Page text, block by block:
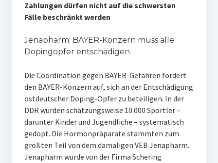
Zahlungen dürfen nicht auf die schwersten
Fälle beschränkt werden
Jenapharm: BAYER-Konzern muss alle
Dopingopfer entschädigen
Die Coordination gegen BAYER-Gefahren fordert
den BAYER-Konzern auf, sich an der Entschädigung
ostdeutscher Doping-Opfer zu beteiligen. In der
DDR wurden schätzungsweise 10.000 Sportler –
darunter Kinder und Jugendliche – systematisch
gedopt. Die Hormonpräparate stammten zum
größten Teil von dem damaligen VEB Jenapharm.
Jenapharm wurde von der Firma Schering